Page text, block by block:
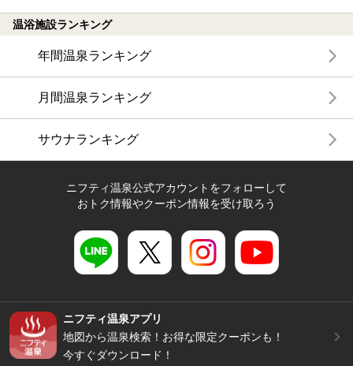
温浴施設ランキング
年間温泉ランキング
月間温泉ランキング
サウナランキング
ニフティ温泉公式アカウントをフォローして
おトク情報やクーポン情報を受け取ろう
ニフティ温泉アプリ
地図から温泉検索！お得な限定クーポンも！
今すぐダウンロード！